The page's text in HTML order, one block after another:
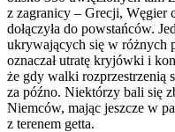
z zagranicy – Grecji, Węgier
dołączyła do powstańców.
ukrywających się w różnych
oznaczał utratę kryjówki i
że gdy walki rozprzestrzenią
za późno. Niektórzy bali się
Niemców, mając jeszcze w
z terenem getta.